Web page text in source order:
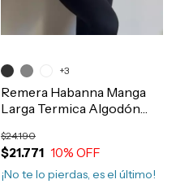
Remera Habanna Manga
Larga Termica Algodón
$21.771
$24.190
10% OFF
¡No te lo pierdas, es el último!
+3